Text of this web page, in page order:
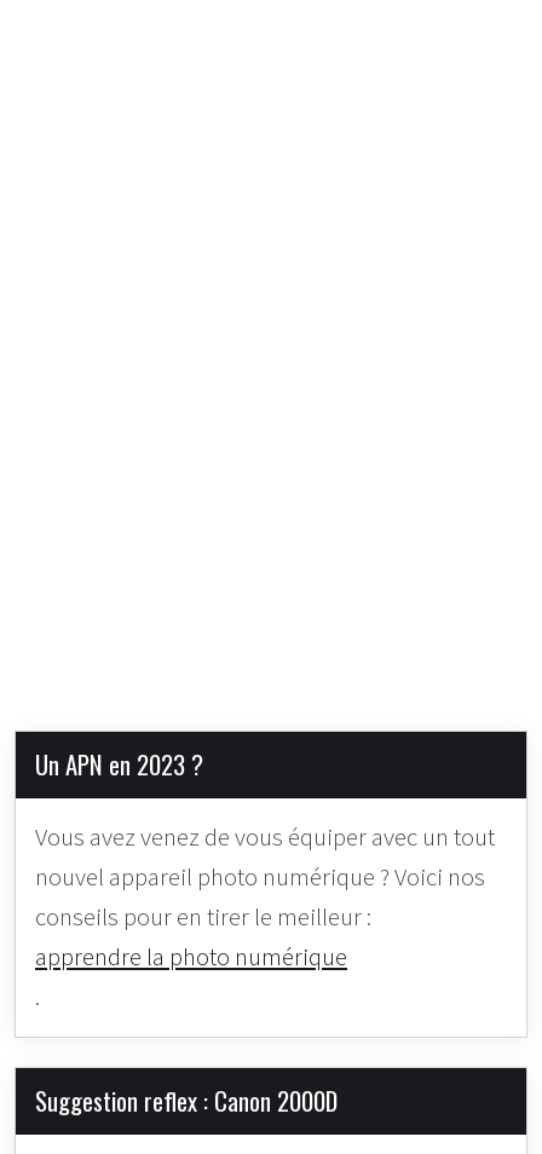
Un APN en 2023 ?
Vous avez venez de vous équiper avec un tout
nouvel appareil photo numérique ? Voici nos
conseils pour en tirer le meilleur :
apprendre la photo numérique
.
Suggestion reflex : Canon 2000D